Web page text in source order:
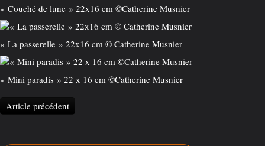
« Couché de lune » 22x16 cm ©️Catherine Musnier
« La passerelle » 22x16 cm © Catherine Musnier
« Mini paradis » 22 x 16 cm ©️Catherine Musnier
Article précédent